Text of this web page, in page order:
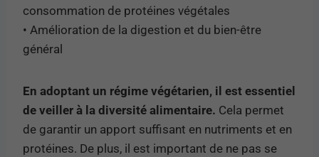
consommation de protéines végétales
• Amélioration de la digestion et du bien-être
général
En adoptant un régime végétarien, il est essentiel
de veiller à la diversité alimentaire. Cela permet
de garantir un apport suffisant en nutriments et en
protéines. De plus, il est important de ne pas se